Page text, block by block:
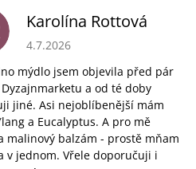
Karolína Rottová
Hodnocení obchodu je 5 z 5
4.7.2026
mýdlo jsem objevila před pár
a od té doby
jiné. Asi nejoblíbenější mám
a Eucalyptus. A pro mě
malinový balzám - prostě mňam
v jednom. Vřele doporučuji i